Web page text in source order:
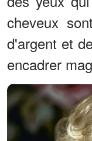
cheveux
d'argent et
encadrer